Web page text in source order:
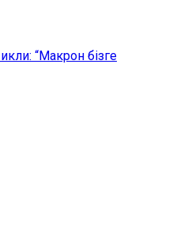
“Макрон бізге